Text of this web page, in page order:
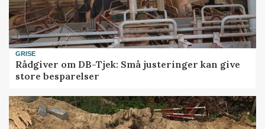
GRISE
Rådgiver om DB-Tjek: Små justeringer kan give
store besparelser